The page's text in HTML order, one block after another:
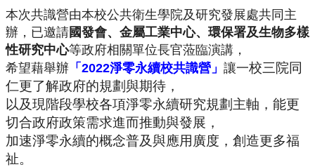
本次共識營由本校公共衛生學院及研究發展處共同主
辦，已邀請國發會、金屬工業中心、環保署及生物多樣
性研究中心等政府相關單位長官蒞臨演講，
希望藉舉辦 「 2022淨零永續校共識營」 讓一校三院同
仁更了解政府的規劃與期待，
以及現階段學校各項淨零永續研究規劃主軸， 能更
切合政府政策需求進而推動與發展，
加速淨零永續的概念普及與應用廣度，創造更多福
祉。